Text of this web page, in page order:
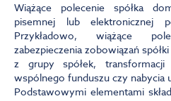
Wiążące polecenie spółka
pisemnej lub elektronicznej
Przykładowo, wiążące
zabezpieczenia zobowiązań
z grupy spółek, transformacji
wspólnego funduszu czy nabycia
Podstawowymi elementami